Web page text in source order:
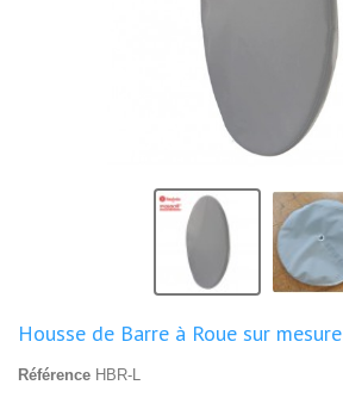
Housse de Barre à Roue sur mesure
Référence HBR-L